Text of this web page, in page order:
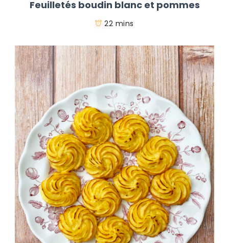
Feuilletés boudin blanc et pommes
22 mins